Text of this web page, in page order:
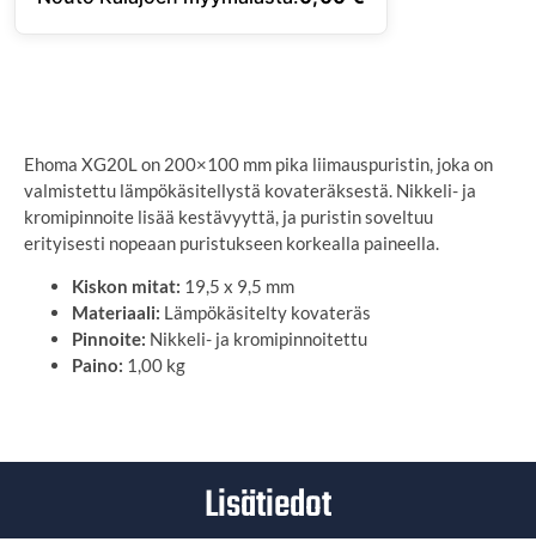
Ehoma XG20L on 200×100 mm pika liimauspuristin, joka on
valmistettu lämpökäsitellystä kovateräksestä. Nikkeli- ja
kromipinnoite lisää kestävyyttä, ja puristin soveltuu
erityisesti nopeaan puristukseen korkealla paineella.
Kiskon mitat: 19,5 x 9,5 mm
Materiaali: Lämpökäsitelty kovateräs
Pinnoite: Nikkeli- ja kromipinnoitettu
Paino: 1,00 kg
Lisätiedot